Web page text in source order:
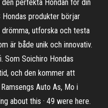
perfekta Hondan för din
Hondas produkter börjar
utforska och testa
är både unik och innovativ.
Som Soichiro Hondas
och den kommer att
Auto As, Mo i
about this · 49 were here.